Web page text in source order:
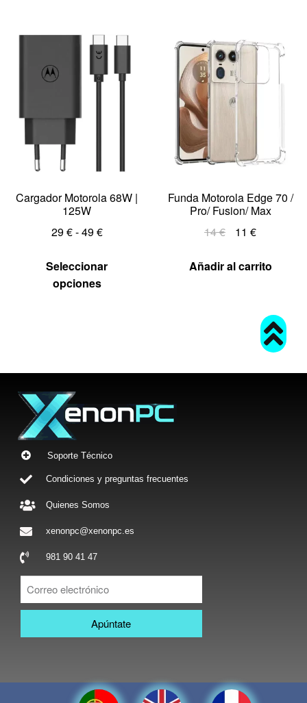
Cargador Motorola 68W |
125W
29€-49€
Seleccionar
opciones
Funda Motorola Edge 70 /
Pro/ Fusion/ Max
14€ 11 €
Añadir al carrito
Soporte Técnico
Condiciones y preguntas frecuentes
Quienes Somos
xenonpc@xenonpc.es
981 90 41 47
Apúntate